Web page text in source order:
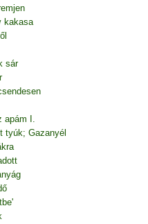
kakasa
sár
apám I.
tyúk; Gazanyél